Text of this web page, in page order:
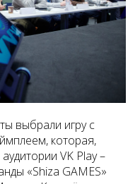
выбрали игру с
которая,
VK Play –
«Shiza GAMES»